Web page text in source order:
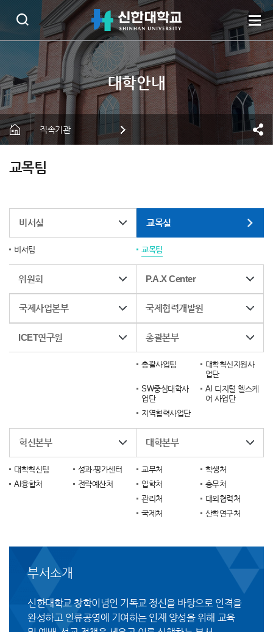
직속기관
교목팀
비서실
비서팀
교목실
교목팀
위원회 P.A.X Center
국제사업본부 국제협력개발원
ICET연구원 총괄본부
총괄사업팀
대학혁신지원사
업단
SW중심대학사
업단
AI 디지털 헬스케
어 사업단
지역협력사업단
혁신본부
대학혁신팀
성과·평가센터
AI융합처
전략예산처
대학본부
교무처
학생처
입학처
총무처
관리처
대외협력처
국제처
산학연구처
부서소개
신한대학교 창학이념인 기독교 정신을 바탕으로 인격을
완성하고 인류공영에 기여하는 인재 양성을 위해 교육